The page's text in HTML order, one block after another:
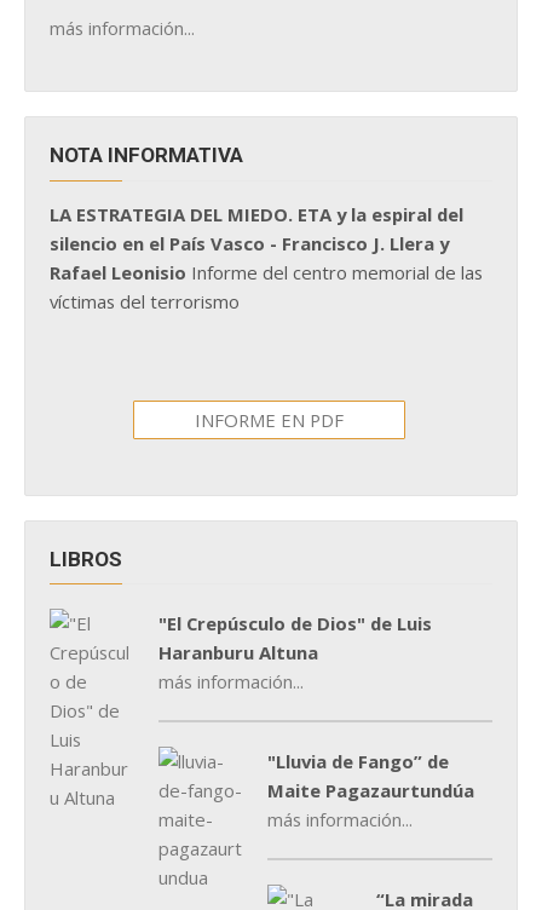
más información...
NOTA INFORMATIVA
LA ESTRATEGIA DEL MIEDO. ETA y la espiral del
silencio en el País Vasco - Francisco J. Llera y
Rafael Leonisio Informe del centro memorial de las
víctimas del terrorismo
INFORME EN PDF
LIBROS
"El Crepúsculo de Dios" de Luis
Haranburu Altuna
más información...
"Lluvia de Fango” de
Maite Pagazaurtundúa
más información...
“La mirada